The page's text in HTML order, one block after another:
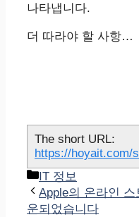
나타냅니다.
더 따라야 할 사항…
The short URL:
https://hoyait.com/
카
테
고
IT 정보
Apple의 온라인
운되었습니다